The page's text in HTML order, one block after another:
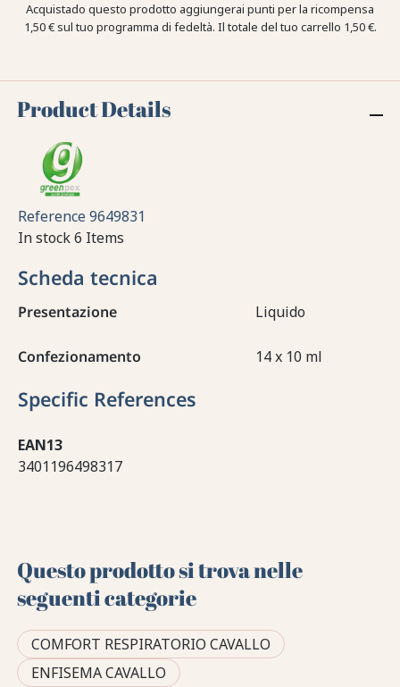
Acquistado questo prodotto aggiungerai punti per la ricompensa
1,50 €sul tuo programma di fedeltà. Il totale del tuo carrello 1,50 €.
Product Details
Reference9649831
In stock6 Items
Scheda tecnica
Presentazione Liquido
Confezionamento 14 x 10 ml
Specific References
EAN13
3401196498317
Questo prodotto si trova nelle
seguenti categorie
COMFORT RESPIRATORIO CAVALLO
ENFISEMA CAVALLO